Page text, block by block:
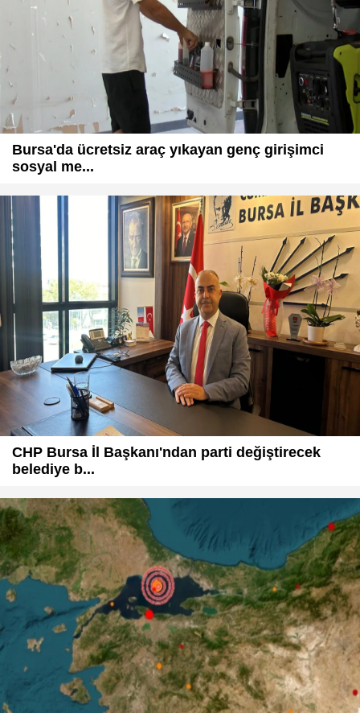
Bursa'da ücretsiz araç yıkayan genç girişimci
sosyal me...
CHP Bursa İl Başkanı'ndan parti değiştirecek
belediye b...